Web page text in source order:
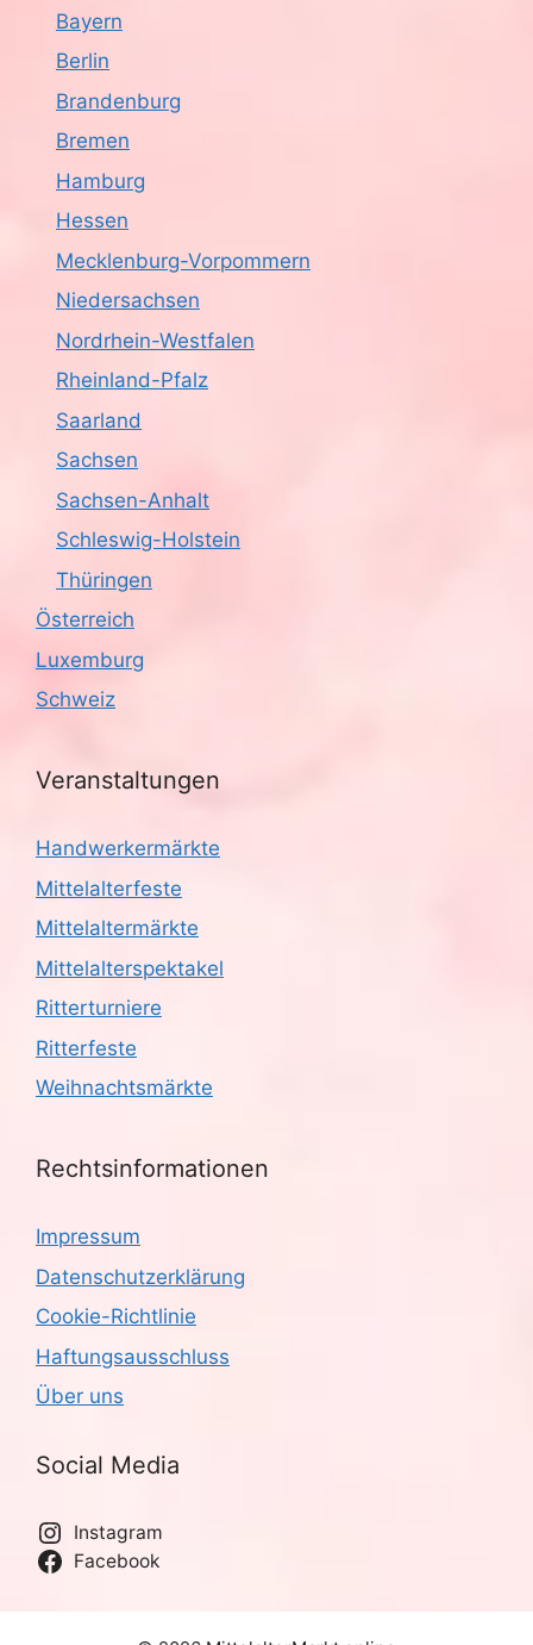
Bayern
Berlin
Brandenburg
Bremen
Hamburg
Hessen
Mecklenburg-Vorpommern
Niedersachsen
Nordrhein-Westfalen
Rheinland-Pfalz
Saarland
Sachsen
Sachsen-Anhalt
Schleswig-Holstein
Thüringen
Österreich
Luxemburg
Schweiz
Veranstaltungen
Handwerkermärkte
Mittelalterfeste
Mittelaltermärkte
Mittelalterspektakel
Ritterturniere
Ritterfeste
Weihnachtsmärkte
Rechtsinformationen
Impressum
Datenschutzerklärung
Cookie-Richtlinie
Haftungsausschluss
Über uns
Social Media
Instagram
Facebook